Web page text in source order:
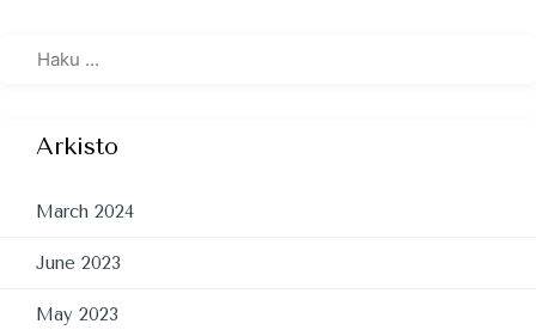
Arkisto
March 2024
June 2023
May 2023